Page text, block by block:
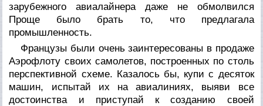
зарубежного авиалайнера даже не обмолвился
Проще было брать то, что предлагала
промышленность.
Французы были очень заинтересованы в продаже
Аэрофлоту своих самолетов, построенных по столь
перспективной схеме. Казалось бы, купи с десяток
машин, испытай их на авиалиниях, выяви все
достоинства и приступай к созданию своей